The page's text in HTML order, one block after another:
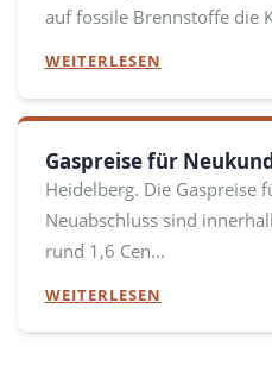
auf fossile Brennstoffe die
WEITERLESEN
Gaspreise für
Heidelberg. Die Gaspreise
Neuabschluss sind
rund 1,6 Cen...
WEITERLESEN